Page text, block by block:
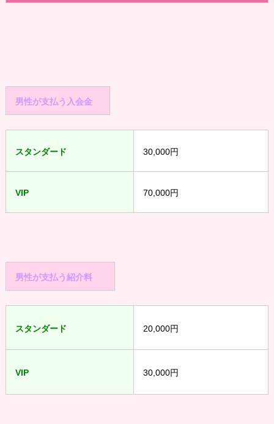
男性が支払う入会金
スタンダード 30,000円
VIP 70,000円
男性が支払う紹介料
スタンダード 20,000円
VIP 30,000円